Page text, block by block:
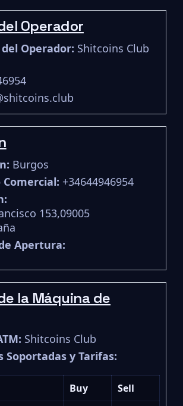
Operador
Operador: Shitcoins Club
Burgos
+34644946954
153,09005
Apertura:
la Máquina de
Shitcoins Club
Soportadas y Tarifas:
Buy
Sell